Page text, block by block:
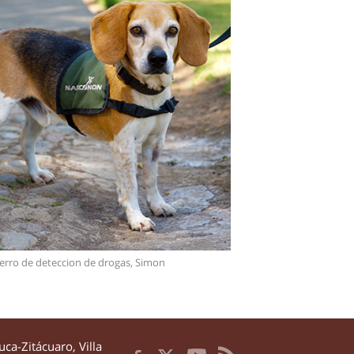
de deteccion de drogas, Simon
Zitácuaro, Villa